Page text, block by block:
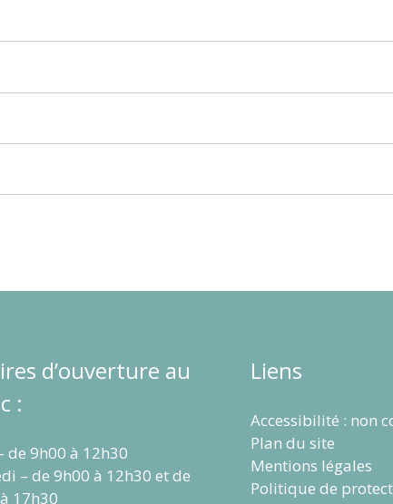
d’ouverture au
:
de 9h00 à 12h30
– de 9h00 à 12h30 et de
17h30
Liens
Accessibilité : non
Plan du site
Mentions légales
Politique de